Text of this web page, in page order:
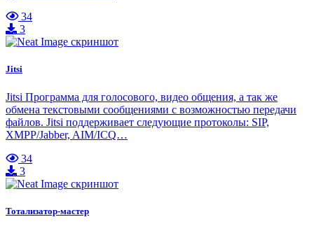
34
3
Jitsi
Jitsi Программа для голосового, видео общения, а так же
обмена текстовыми сообщениями с возможностью передачи
файлов. Jitsi поддерживает следующие протоколы: SIP,
XMPP/Jabber, AIM/ICQ…
34
3
Тотализатор-мастер